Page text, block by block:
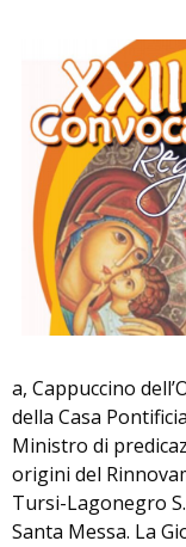
a, Cappuccino
della Casa
Ministro di
origini del
Tursi-Lagonegro
Santa Messa. La